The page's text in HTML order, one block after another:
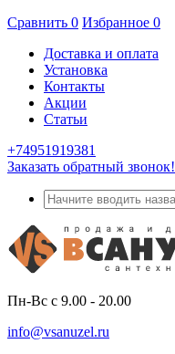
Сравнить 0 Избранное 0
Доставка и оплата
Установка
Контакты
Акции
Статьи
+74951919381
Заказать обратный звонок!
Пн-Вс с 9.00 - 20.00
info@vsanuzel.ru